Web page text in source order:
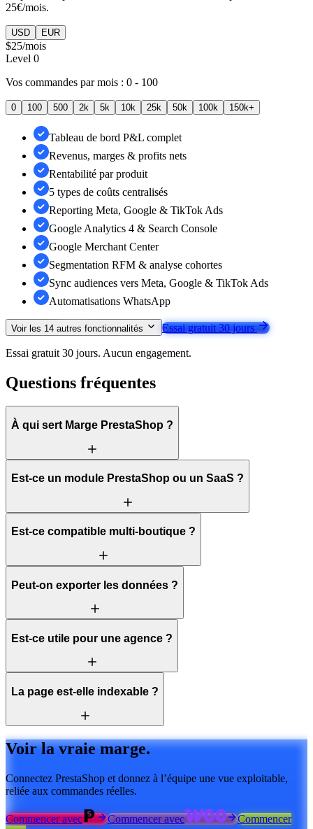
25€/mois.
USD EUR
$25/mois
Level 0
Vos commandes par mois : 0 - 100
0 100 500 2k 5k 10k 25k 50k 100k 150k+
Tableau de bord P&L complet
Revenus, marges & profits nets
Rentabilité par produit
5 types de coûts centralisés
Reporting Meta, Google & TikTok Ads
Google Analytics 4 & Search Console
Google Merchant Center
Segmentation RFM & analyse cohortes
Sync audiences vers Meta, Google & TikTok Ads
Automatisations WhatsApp
Voir les 14 autres fonctionnalités Essai gratuit 30 jours
Essai gratuit 30 jours. Aucun engagement.
Questions fréquentes
À qui sert Marge PrestaShop ?
Est-ce un module PrestaShop ou un SaaS ?
Est-ce compatible multi-boutique ?
Peut-on exporter les données ?
Est-ce utile pour une agence ?
La page est-elle indexable ?
Voir la vraie marge.
Connectez PrestaShop et donnez à l’équipe une vue exploitable,
reliée aux commandes réelles.
Commencer avec Commencer avec
Commencer